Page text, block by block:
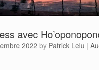
avec
2022 by Patrick Lelu |